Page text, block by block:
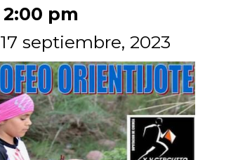
2:00 pm
17 septiembre, 2023